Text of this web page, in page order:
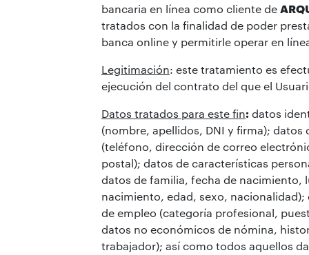
bancaria en línea como cliente de
tratados con la finalidad de poder
banca online y permitirle operar en
Legitimación: este tratamiento es
ejecución del contrato del que el
Datos tratados para este fin: datos
(nombre, apellidos, DNI y firma); datos
(teléfono, dirección de correo
postal); datos de características
datos de familia, fecha de nacimiento,
nacimiento, edad, sexo, nacionalidad);
de empleo (categoría profesional,
datos no económicos de nómina,
trabajador); así como todos aquellos